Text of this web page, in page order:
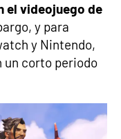
el videojuego de
y para
y Nintendo,
un corto periodo